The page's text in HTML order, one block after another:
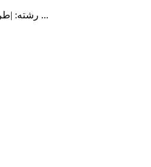
رشته: |طراحی و نقاشی|نقاشی روی ش ...